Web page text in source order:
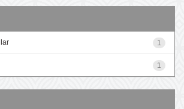
1
1